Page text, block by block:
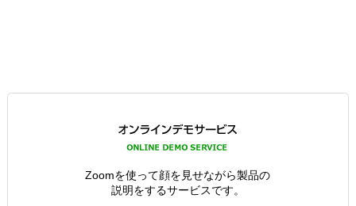
Zoomを使って顔を見せながら製品の
説明をするサービスです。